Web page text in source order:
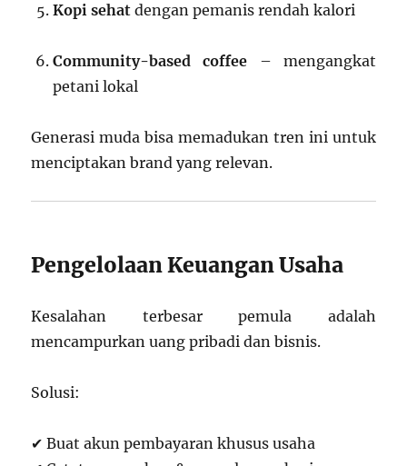
Kopi sehat dengan pemanis rendah kalori
Community-based coffee – mengangkat
petani lokal
Generasi muda bisa memadukan tren ini untuk
menciptakan brand yang relevan.
Pengelolaan Keuangan Usaha
Kesalahan terbesar pemula adalah
mencampurkan uang pribadi dan bisnis.
Solusi:
✔ Buat akun pembayaran khusus usaha